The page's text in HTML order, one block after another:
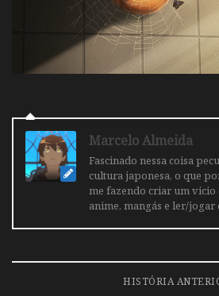
Marcelo Almeida
Fascinado nessa coisa
cultura japonesa, o que
me fazendo criar um vicio
anime, mangás e ler/jogar
HISTÓRIA